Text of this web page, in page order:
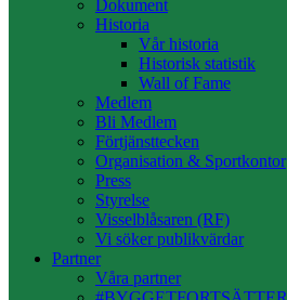
Dokument
Historia
Vår historia
Historisk statistik
Wall of Fame
Medlem
Bli Medlem
Förtjänsttecken
Organisation & Sportkontor
Press
Styrelse
Visselblåsaren (RF)
Vi söker publikvärdar
Partner
Våra partner